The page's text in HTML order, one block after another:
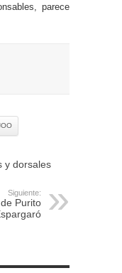
parece
y dorsales
Siguiente:
Purito